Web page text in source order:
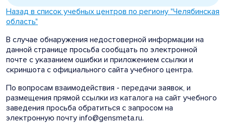
Назад в список учебных центров по региону "Челябинская
область"
В случае обнаружения недостоверной информации на
данной странице просьба сообщать по электронной
почте с указанием ошибки и приложением ссылки и
скриншота с официального сайта учебного центра.
По вопросам взаимодействия - передачи заявок, и
размещения прямой ссылки из каталога на сайт учебного
заведения просьба обратиться с запросом на
электронную почту info@gensmeta.ru.